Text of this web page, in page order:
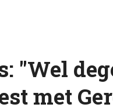
"Wel
met